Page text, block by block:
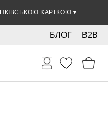
КАРТКОЮ ▼
B2B
БЛОГ